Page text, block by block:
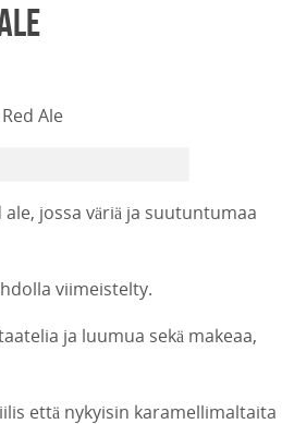
Ale
jossa väriä ja suutuntumaa
viimeistelty.
ja luumua sekä makeaa,
että nykyisin karamellimaltaita